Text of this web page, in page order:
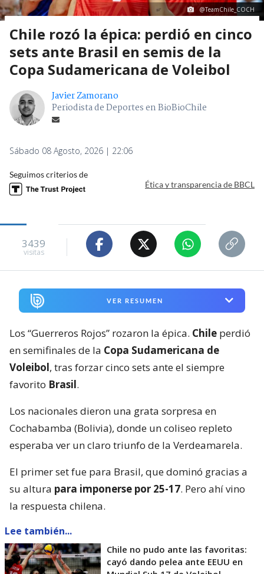
@TeamChile_COCH
Chile rozó la épica: perdió en cinco
sets ante Brasil en semis de la
Copa Sudamericana de Voleibol
Javier Zamorano
Periodista de Deportes en BioBioChile
Sábado 08 Agosto, 2026 | 22:06
Seguimos criterios de
Ética y transparencia de BBCL
3439
visitas
VER RESUMEN
Los “Guerreros Rojos” rozaron la épica. Chile perdió
en semifinales de la Copa Sudamericana de
Voleibol, tras forzar cinco sets ante el siempre
favorito Brasil.
Los nacionales dieron una grata sorpresa en
Cochabamba (Bolivia), donde un coliseo repleto
esperaba ver un claro triunfo de la Verdeamarela.
El primer set fue para Brasil, que dominó gracias a
su altura para imponerse por 25-17. Pero ahí vino
la respuesta chilena.
Lee también...
Chile no pudo ante las favoritas:
cayó dando pelea ante EEUU en